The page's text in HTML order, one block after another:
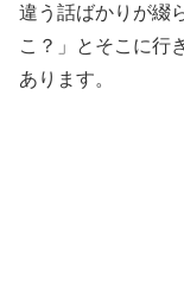
違う話ばかりが綴
こ？」とそこに行
あります。